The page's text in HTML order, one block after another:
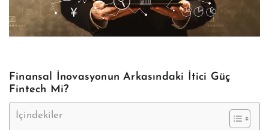
Finansal İnovasyonun Arkasındaki İtici Güç
Fintech Mi?
İçindekiler